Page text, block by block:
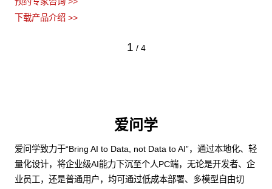
下载产品介绍 >>
1 / 4
爱问学
爱问学致力于“Bring AI to Data, not Data to AI”，通过本地化、轻
量化设计，将企业级AI能力下沉至个人PC端，无论是开发者、企
业员工，还是普通用户，均可通过低成本部署、多模型自由切